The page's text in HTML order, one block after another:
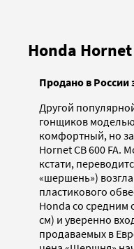
Honda Hornet
Продано в России
Другой
гонщиков
комфортный, но
Hornet CB 600 FA.
кстати,
«шершень»)
пластикового
Honda со средним
см) и уверенно
продаваемых в